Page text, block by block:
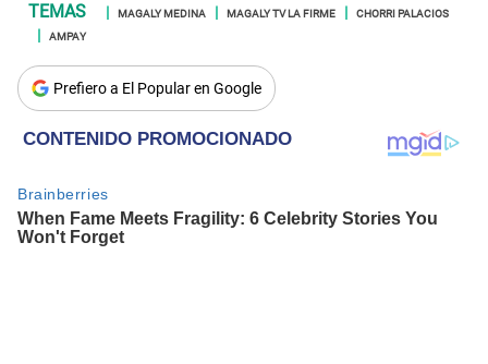
MAGALY MEDINA MAGALY TV LA FIRME
CHORRI PALACIOS
AMPAY
Prefiero a El Popular en Google